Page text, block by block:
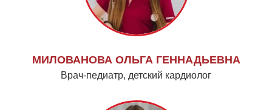
МИЛОВАНОВА ОЛЬГА ГЕННАДЬЕВНА
Врач-педиатр, детский кардиолог